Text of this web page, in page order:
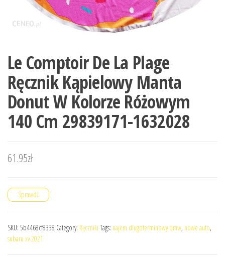
Le Comptoir De La Plage
Ręcznik Kąpielowy Manta
Donut W Kolorze Różowym
140 Cm 29839171-1632028
61.95zł
Sprawdź
SKU: 5b4468cf8338 Category: Ręczniki Tags: najem dlugoterminowy bmw, nowe auto,
subaru xv 2021